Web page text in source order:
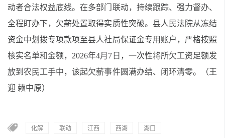
动者合法权益底线。在多部门联动，持续跟踪、强力督办、
全程盯办下，欠薪处置取得实质性突破。县人民法院从冻结
资金中划拨专项款项至县人社局保证金专用账户，严格按照
核实名单和金额，2026年4月7日，一次性将所欠工资足额发
放到农民工手中，该起欠薪事件圆满办结、闭环清零。（王
迎 赖中原）
化解 联动 江西 西湖 湖口